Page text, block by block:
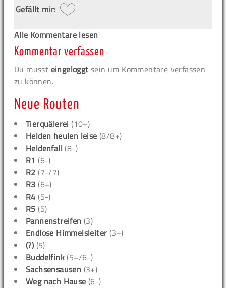
Gefällt mir:
Alle Kommentare lesen
Kommentar verfassen
Du musst eingeloggt sein um Kommentare verfassen
zu können.
Neue Routen
Tierquälerei (10+)
Helden heulen leise (8/8+)
Heldenfall (8-)
R1 (6-)
R2 (7-/7)
R3 (6+)
R4 (5-)
R5 (5)
Pannenstreifen (3)
Endlose Himmelsleiter (3+)
(?) (5)
Buddelfink (5+/6-)
Sachsensausen (3+)
Weg nach Hause (6-)